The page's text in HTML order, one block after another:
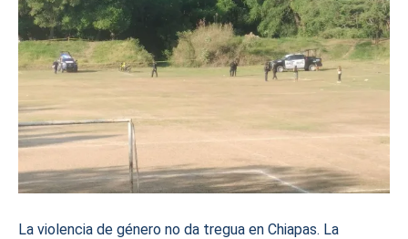
La violencia de género no da tregua en Chiapas. La